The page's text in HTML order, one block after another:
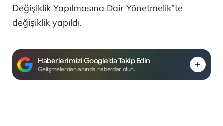
Değişiklik Yapılmasına Dair Yönetmelik”te
değişiklik yapıldı.
Haberlerimizi Google'da Takip Edin
Gelişmelerden anında haberdar olun.